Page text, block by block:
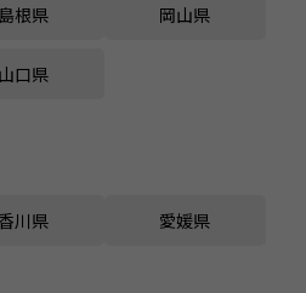
島根県 岡山県
山口県
川県 愛媛県